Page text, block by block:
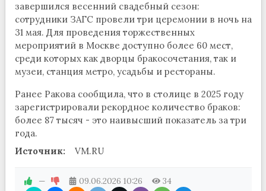
завершился весенний свадебный сезон:
сотрудники ЗАГС провели три церемонии в ночь на
31 мая. Для проведения торжественных
мероприятий в Москве доступно более 60 мест,
среди которых как дворцы бракосочетания, так и
музеи, станция метро, усадьбы и рестораны.
Ранее Ракова сообщила, что в столице в 2025 году
зарегистрировали рекордное количество браков:
более 87 тысяч - это наивысший показатель за три
года.
Источник:
VM.RU
— 09.06.2026 10:26 34